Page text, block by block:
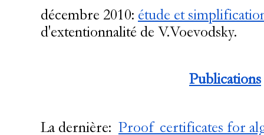
décembre 2010: étude et
d'extentionnalité de V.Voevodsky.
Publications
La dernière: Proof certificates for